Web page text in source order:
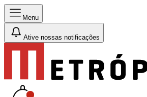
Menu
Ative nossas notificações